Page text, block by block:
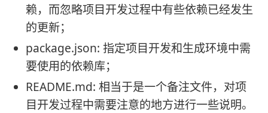
赖，而忽略项目开发过程中有些依赖已经发生
的更新；
package.json: 指定项目开发和生成环境中需
要使用的依赖库；
README.md: 相当于是一个备注文件，对项
目开发过程中需要注意的地方进行一些说明。